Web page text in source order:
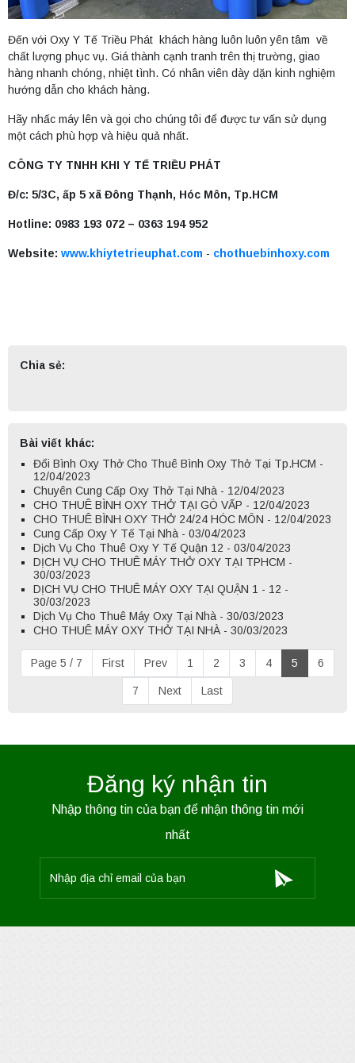
Đến với Oxy Y Tế Triều Phát khách hàng luôn luôn yên tâm về
chất lượng phục vụ. Giá thành cạnh tranh trên thị trường, giao
hàng nhanh chóng, nhiệt tình. Có nhân viên dày dặn kinh nghiệm
hướng dẫn cho khách hàng.
Hãy nhấc máy lên và gọi cho chúng tôi để được tư vấn sử dụng
một cách phù hợp và hiệu quả nhất.
CÔNG TY TNHH KHI Y TẾ TRIỀU PHÁT
Đ/c: 5/3C, ấp 5 xã Đông Thạnh, Hóc Môn, Tp.HCM
Hotline: 0983 193 072 – 0363 194 952
Website: www.khiytetrieuphat.com - chothuebinhoxy.com
Chia sẻ:
Bài viết khác:
Đổi Bình Oxy Thở Cho Thuê Bình Oxy Thở Tại Tp.HCM -
12/04/2023
Chuyên Cung Cấp Oxy Thở Tại Nhà - 12/04/2023
CHO THUÊ BÌNH OXY THỞ TẠI GÒ VẤP - 12/04/2023
CHO THUÊ BÌNH OXY THỞ 24/24 HÓC MÔN - 12/04/2023
Cung Cấp Oxy Y Tế Tại Nhà - 03/04/2023
Dịch Vụ Cho Thuê Oxy Y Tế Quận 12 - 03/04/2023
DỊCH VỤ CHO THUÊ MÁY THỞ OXY TẠI TPHCM -
30/03/2023
DỊCH VỤ CHO THUÊ MÁY OXY TẠI QUẬN 1 - 12 -
30/03/2023
Dịch Vụ Cho Thuê Máy Oxy Tại Nhà - 30/03/2023
CHO THUÊ MÁY OXY THỞ TẠI NHÀ - 30/03/2023
Page 5 / 7 First Prev 1 2 3 4 5 6
7 Next Last
Đăng ký nhận tin
Nhập thông tin của bạn để nhận thông tin mới
nhất